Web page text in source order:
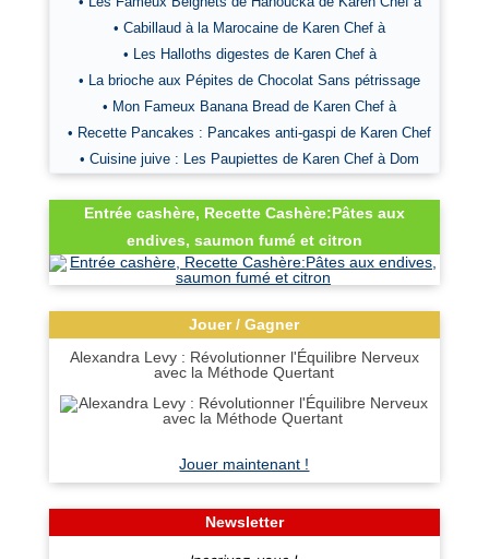
• Cabillaud à la Marocaine de Karen Chef à
• Les Halloths digestes de Karen Chef à
• La brioche aux Pépites de Chocolat Sans pétrissage
• Mon Fameux Banana Bread de Karen Chef à
• Recette Pancakes : Pancakes anti-gaspi de Karen Chef
• Cuisine juive : Les Paupiettes de Karen Chef à Dom
Entrée cashère, Recette Cashère:Pâtes aux
endives, saumon fumé et citron
Jouer / Gagner
Alexandra Levy : Révolutionner l'Équilibre Nerveux
avec la Méthode Quertant
Jouer maintenant !
Newsletter